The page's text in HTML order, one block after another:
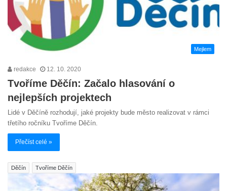
Mejlem
redakce 12. 10. 2020
Tvoříme Děčín: Začalo hlasování o
nejlepších projektech
Lidé v Děčíně rozhodují, jaké projekty bude město realizovat v rámci
třetího ročníku Tvoříme Děčín.
Přečíst celé »
Děčín Tvoříme Děčín